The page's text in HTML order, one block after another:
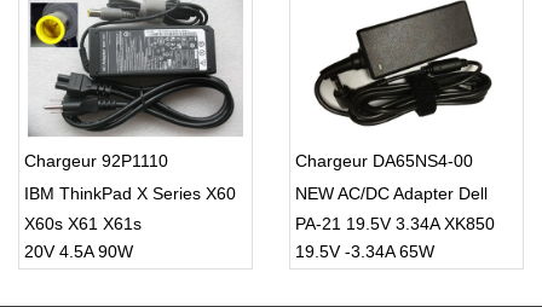
Chargeur 92P1110
IBM ThinkPad X Series X60
X60s X61 X61s
20V 4.5A 90W
Chargeur DA65NS4-00
NEW AC/DC Adapter Dell
PA-21 19.5V 3.34A XK850
19.5V -3.34A 65W